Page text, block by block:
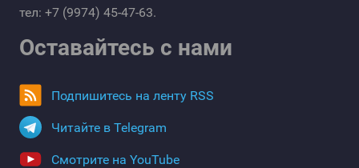
тел: +7 (9974) 45-47-63.
Оставайтесь с нами
Подпишитесь на ленту RSS
Читайте в Telegram
Смотрите на YouTube